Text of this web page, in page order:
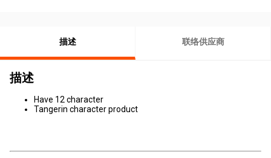
描述 联络供应商
描述
Have 12 character
Tangerin character product